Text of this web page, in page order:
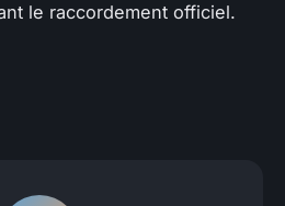
le raccordement officiel.